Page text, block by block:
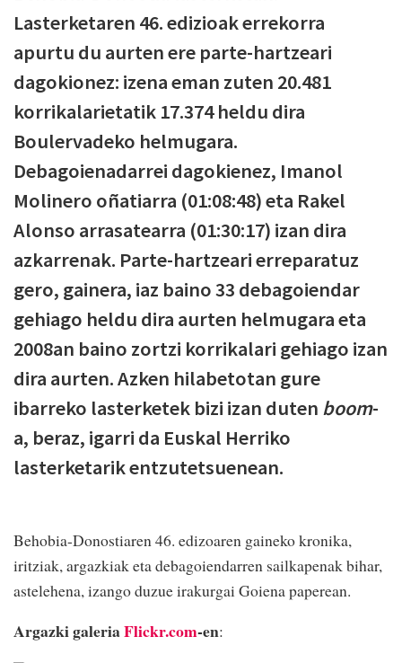
Lasterketaren 46. edizioak errekorra
apurtu du aurten ere parte-hartzeari
dagokionez: izena eman zuten 20.481
korrikalarietatik 17.374 heldu dira
Boulervadeko helmugara.
Debagoienadarrei dagokienez, Imanol
Molinero oñatiarra (01:08:48) eta Rakel
Alonso arrasatearra (01:30:17) izan dira
azkarrenak. Parte-hartzeari erreparatuz
gero, gainera, iaz baino 33 debagoiendar
gehiago heldu dira aurten helmugara eta
2008an baino zortzi korrikalari gehiago izan
dira aurten. Azken hilabetotan gure
ibarreko lasterketek bizi izan duten boom-
a, beraz, igarri da Euskal Herriko
lasterketarik entzutetsuenean.
Behobia-Donostiaren 46. edizoaren gaineko kronika,
iritziak, argazkiak eta debagoiendarren sailkapenak bihar,
astelehena, izango duzue irakurgai Goiena paperean.
Argazki galeriaFlickr.com-en: